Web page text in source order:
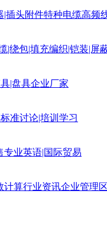
|插头附件特种电缆高频
|绕包|填充编织|铠装|屏
|盘具企业厂家
标准讨论|培训学习
专业英语|国际贸易
计算行业资讯企业管理区